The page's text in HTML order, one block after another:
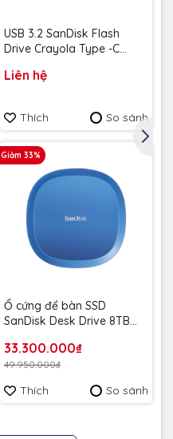
USB 3.2 SanDisk Flash
Drive Crayola Type -C
SDCZIC-128G-G46O màu
năm
Liên hệ
Thích So sánh
Giảm 33%
Ổ cứng để bàn SSD
SanDisk Desk Drive 8TB
SDSSDT40C-8T00-A25 -
Bảo Hành 3 năm
33.300.000₫
49.950.000₫
Thích So sánh